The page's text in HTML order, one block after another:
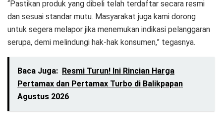
“Pastikan produk yang dibeli telah terdaftar secara resmi
dan sesuai standar mutu. Masyarakat juga kami dorong
untuk segera melapor jika menemukan indikasi pelanggaran
serupa, demi melindungi hak-hak konsumen,” tegasnya.
Baca Juga: Resmi Turun! Ini Rincian Harga
Pertamax dan Pertamax Turbo di Balikpapan
Agustus 2026